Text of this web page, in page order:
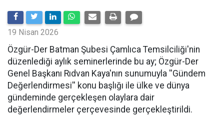
19 Nisan 2026
​Özgür-Der Batman Şubesi Çamlıca Temsilciliği'nin
düzenlediği aylık seminerlerinde bu ay; Özgür-Der
Genel Başkanı Rıdvan Kaya'nın sunumuyla ''Gündem
Değerlendirmesi'' konu başlığı ile ülke ve dünya
gündeminde gerçekleşen olaylara dair
değerlendirmeler çerçevesinde gerçekleştirildi.